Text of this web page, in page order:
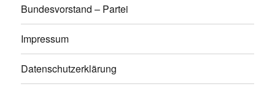
Bundesvorstand – Partei
Impressum
Datenschutzerklärung